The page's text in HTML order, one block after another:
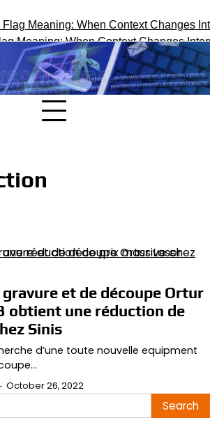
Meaning: When Context Changes
gravure et de découpe Ortur
obtient une réduction de
Sinis
d’une toute nouvelle equipment
October 26, 2022